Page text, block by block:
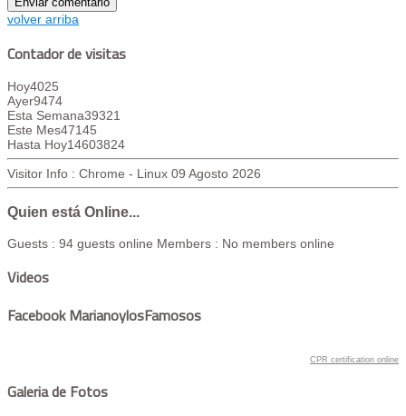
volver arriba
Contador de visitas
Hoy4025
Ayer9474
Esta Semana39321
Este Mes47145
Hasta Hoy14603824
Visitor Info : Chrome - Linux 09 Agosto 2026
Quien está Online...
Guests : 94 guests online Members : No members online
Videos
Facebook MarianoylosFamosos
CPR certification online
Galeria de Fotos